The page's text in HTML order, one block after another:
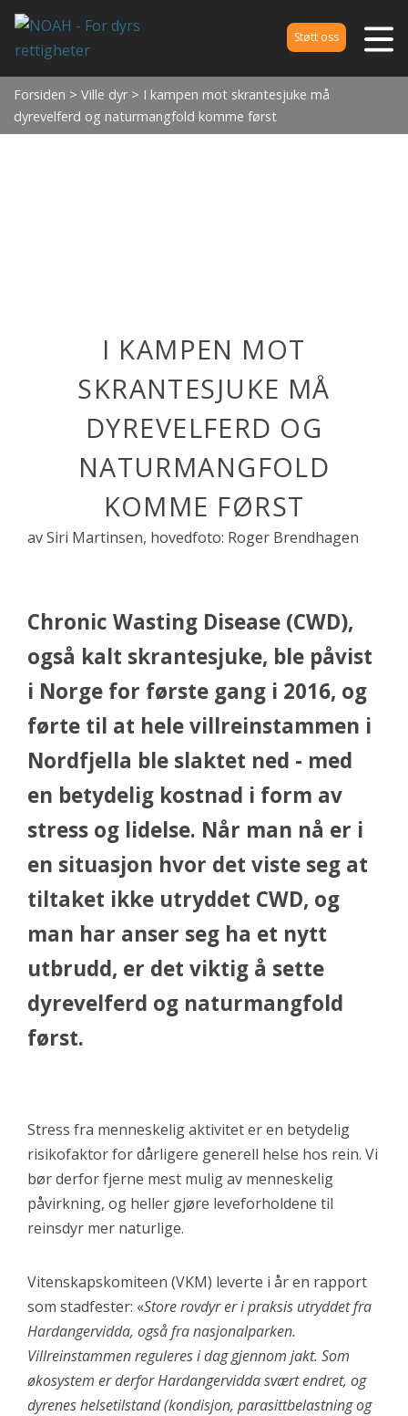
Støtt oss
Forsiden > Ville dyr > I kampen mot skrantesjuke må
dyrevelferd og naturmangfold komme først
I KAMPEN MOT
SKRANTESJUKE MÅ
DYREVELFERD OG
NATURMANGFOLD
KOMME FØRST
av Siri Martinsen, hovedfoto: Roger Brendhagen
Chronic Wasting Disease (CWD),
også kalt skrantesjuke, ble påvist
i Norge for første gang i 2016, og
førte til at hele villreinstammen i
Nordfjella ble slaktet ned - med
en betydelig kostnad i form av
stress og lidelse. Når man nå er i
en situasjon hvor det viste seg at
tiltaket ikke utryddet CWD, og
man har anser seg ha et nytt
utbrudd, er det viktig å sette
dyrevelferd og naturmangfold
først.
Stress fra menneskelig aktivitet er en betydelig
risikofaktor for dårligere generell helse hos rein. Vi
bør derfor fjerne mest mulig av menneskelig
påvirkning, og heller gjøre leveforholdene til
reinsdyr mer naturlige.
Vitenskapskomiteen (VKM) leverte i år en rapport
som stadfester: «Store rovdyr er i praksis utryddet fra
Hardangervidda, også fra nasjonalparken.
Villreinstammen reguleres i dag gjennom jakt. Som
økosystem er derfor Hardangervidda svært endret, og
dyrenes helsetilstand (kondisjon, parasittbelastning og